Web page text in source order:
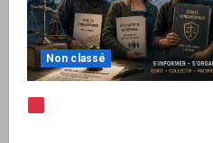
Non classé